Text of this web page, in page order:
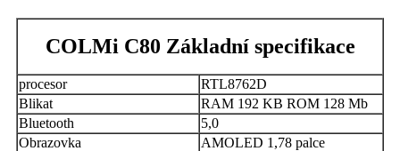
COLMi C80 Základní specifikace
procesor
RTL8762D
Blikat
RAM 192 KB ROM 128 Mb
Bluetooth
5,0
Obrazovka
AMOLED 1,78 palce